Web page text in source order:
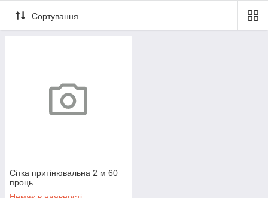
Сортування
Сітка притінювальна 2 м 60
проць